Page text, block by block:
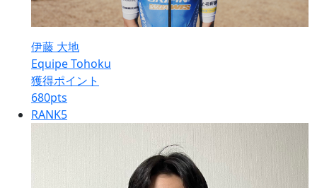
伊藤 大地
Equipe Tohoku
獲得ポイント
680pts
RANK5